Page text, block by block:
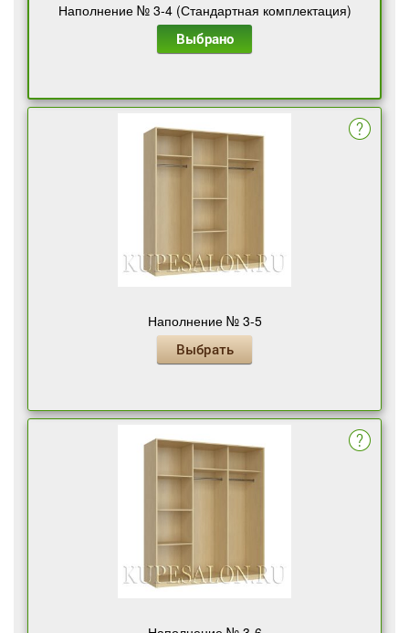
Наполнение № 3-4 (Стандартная комплектация)
Выбрано
Наполнение № 3-5
Выбрать